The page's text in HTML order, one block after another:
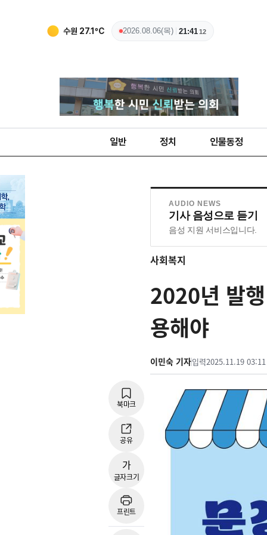
수원 27.1ºC 2026.08.06(목) 21:4112
일반 정치 인물동정
AUDIO NEWS
기사 음성으로 듣기
음성 지원 서비스입니다.
사회복지
2020년 발
용해야
이민숙 기자입력2025.11.19 03:11
북마크
공유
가
글자크기
프린트